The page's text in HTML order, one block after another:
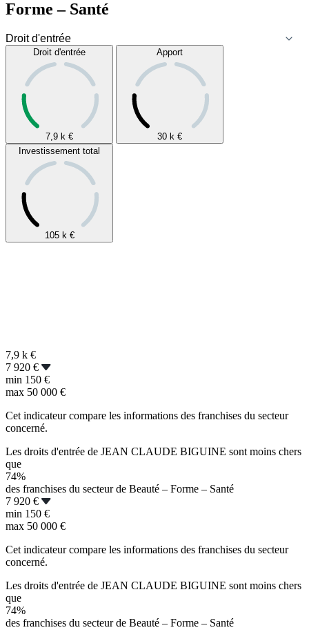
Forme – Santé
Droit d'entrée
7,9 k €
Apport
30 k €
Investissement total
105 k €
7,9 k €
7 920 €
min 150 €
max 50 000 €
Cet indicateur compare les informations des franchises du secteur
concerné.
Les droits d'entrée de JEAN CLAUDE BIGUINE sont moins chers
que
74%
des franchises du secteur de Beauté – Forme – Santé
7 920 €
min 150 €
max 50 000 €
Cet indicateur compare les informations des franchises du secteur
concerné.
Les droits d'entrée de JEAN CLAUDE BIGUINE sont moins chers
que
74%
des franchises du secteur de Beauté – Forme – Santé